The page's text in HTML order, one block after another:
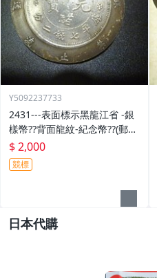
Y5092237733
2431---表面標示黑龍江省 -銀
樣幣??背面龍紋-紀念幣??(郵寄
免運費)
$ 2,000
競標
日本代購